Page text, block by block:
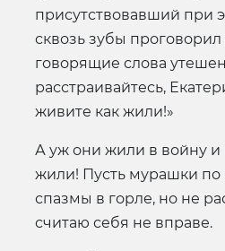
присутствовавший при
сквозь зубы
говорящие слова
расстраивайтесь,
живите как жили!»
А уж они жили в войну и
жили! Пусть мурашки по
спазмы в горле, но не
считаю себя не вправе.